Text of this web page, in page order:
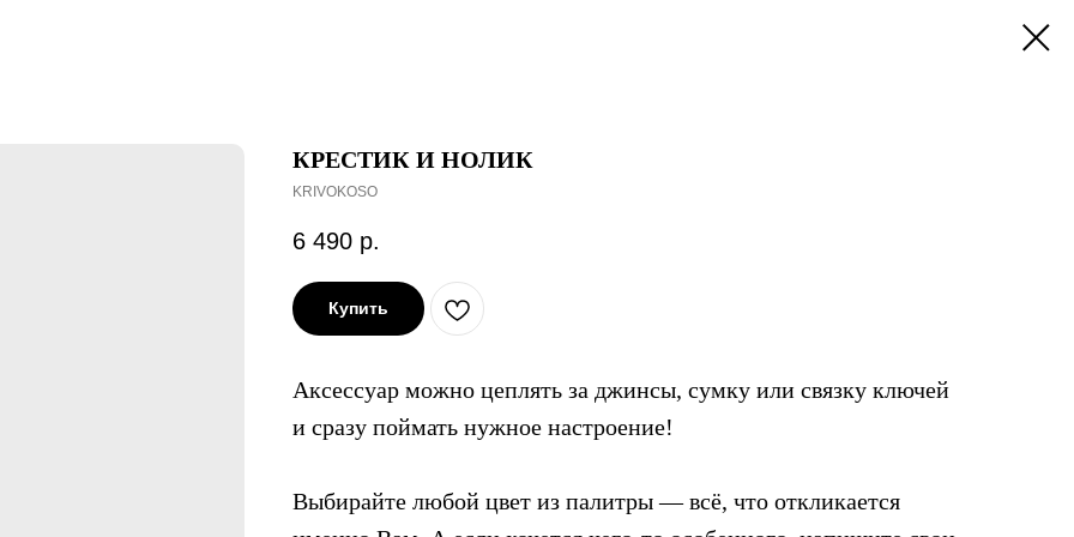
КРЕСТИК И НОЛИК
KRIVOKOSO
6 490 р.
Купить
Аксессуар можно цеплять за джинсы, сумку или связку ключей
и сразу поймать нужное настроение!
Выбирайте любой цвет из палитры — всё, что откликается